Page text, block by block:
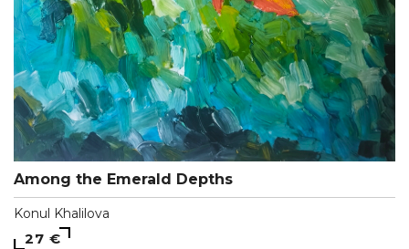
Among the Emerald Depths
Konul Khalilova
27 €